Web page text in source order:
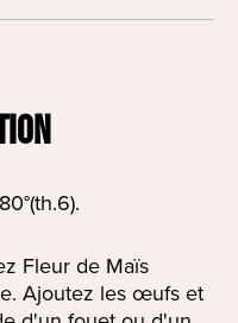
Fleur de Maïs
Ajoutez les œufs et